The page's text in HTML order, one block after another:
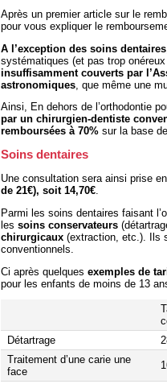
Après un premier article sur le
pour vous expliquer le
A l’exception des soins dentaires
systématiques (et pas trop
insuffisamment couverts par l’
astronomiques , que même une
Ainsi, En dehors de l’orthodontie
par un chirurgien-dentiste
remboursées à 70% sur la base
Soins dentaires
Une consultation sera ainsi prise
de 21€), soit 14,70€
Parmi les soins dentaires faisant
les soins conservateurs
chirurgicaux (extraction, etc.). Ils
conventionnels.
Ci après quelques exemples de
pour les enfants de moins de 13
Détartrage
Traitement d’une carie une
face